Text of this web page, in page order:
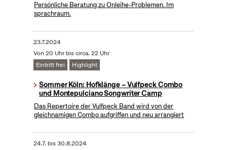
Persönliche Beratung zu Onleihe-Problemen. Im
sprachraum.
23.7.2024
Von 20 Uhr bis circa. 22 Uhr
Eintritt frei
Highlight
Sommer Köln: Hofklänge – Vulfpeck Combo
und Montepulciano Songwriter Camp
Das Repertoire der Vulfpeck Band wird von der
gleichnamigen Combo aufgriffen und neu arrangiert
24.7. bis30.8.2024